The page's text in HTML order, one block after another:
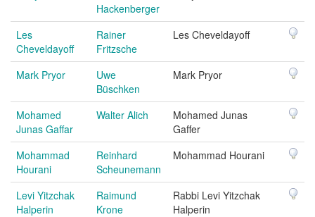
Hackenberger
Les
Cheveldayoff
Rainer
Fritzsche
Les Cheveldayoff
Mark Pryor
Uwe
Büschken
Mark Pryor
Mohamed
Junas Gaffar
Walter Alich
Mohamed Junas
Gaffer
Mohammad
Hourani
Reinhard
Scheunemann
Mohammad Hourani
Levi Yitzchak
Halperin
Raimund
Krone
Rabbi Levi Yitzchak
Halperin